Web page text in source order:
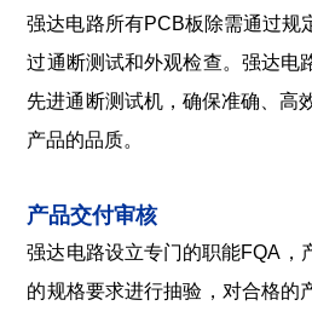
强达电路所有PCB板除需通过规
过通断测试和外观检查。强达电
先进通断测试机，确保准确、高
产品的品质。
产品交付审核
强达电路设立专门的职能FQA，
的规格要求进行抽验，对合格的